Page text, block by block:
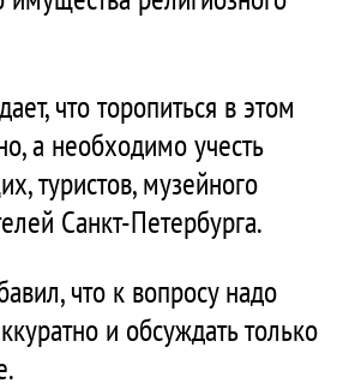
что торопиться в этом
а необходимо учесть
туристов, музейного
Санкт-Петербурга.
что к вопросу надо
и обсуждать только